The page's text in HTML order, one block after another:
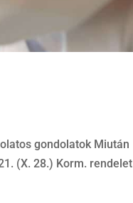
gondolatok Miután
(X. 28.) Korm. rendelet